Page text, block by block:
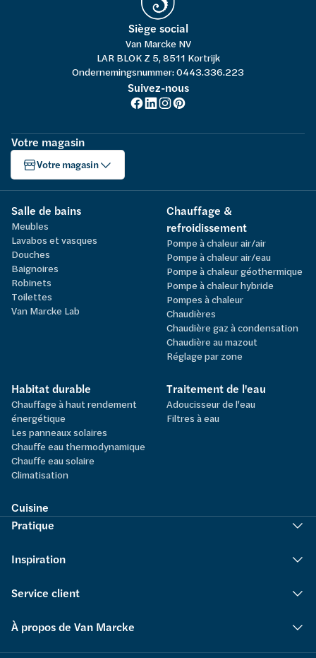
Siège social
Van Marcke NV
LAR BLOK Z 5, 8511 Kortrijk
Ondernemingsnummer: 0443.336.223
Suivez-nous
Votre magasin
Votre magasin
Salle de bains
Meubles
Lavabos et vasques
Douches
Baignoires
Robinets
Toilettes
Van Marcke Lab
Chauffage &
refroidissement
Pompe à chaleur air/air
Pompe à chaleur air/eau
Pompe à chaleur géothermique
Pompe à chaleur hybride
Pompes à chaleur
Chaudières
Chaudière gaz à condensation
Chaudière au mazout
Réglage par zone
Habitat durable
Chauffage à haut rendement
énergétique
Les panneaux solaires
Chauffe eau thermodynamique
Chauffe eau solaire
Climatisation
Traitement de l'eau
Adoucisseur de l'eau
Filtres à eau
Cuisine
Pratique
Inspiration
Service client
À propos de Van Marcke